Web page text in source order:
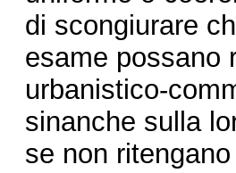
di scongiurare
esame possano
urbanistico-
sinanche sulla
se non